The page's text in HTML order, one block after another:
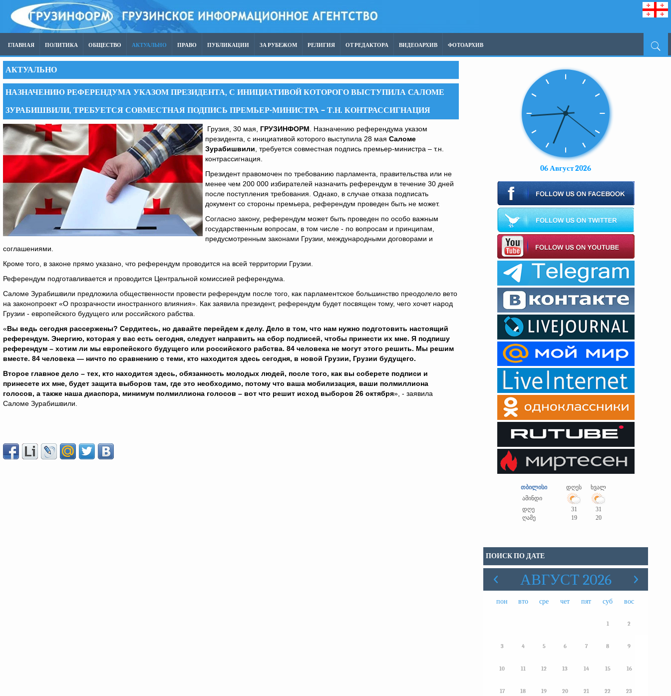
ГЛАВНАЯ ПОЛИТИКА ОБЩЕСТВО АКТУАЛЬНО ПРАВО ПУБЛИКАЦИИ ЗА РУБЕЖОМ РЕЛИГИЯ ОТ РЕДАКТОРА ВИДЕОАРХИВ ФОТОАРХИВ
АКТУАЛЬНО
НАЗНАЧЕНИЮ РЕФЕРЕНДУМА УКАЗОМ ПРЕЗИДЕНТА, С ИНИЦИАТИВОЙ КОТОРОГО ВЫСТУПИЛА САЛОМЕ
ЗУРАБИШВИЛИ, ТРЕБУЕТСЯ СОВМЕСТНАЯ ПОДПИСЬ ПРЕМЬЕР-МИНИСТРА – Т.Н. КОНТРАССИГНАЦИЯ
Грузия, 30 мая, ГРУЗИНФОРМ . Назначению референдума указом
президента, с инициативой которого выступила 28 мая Саломе
Зурабишвили , требуется совместная подпись премьер-министра – т.н.
контрассигнация.
Президент правомочен по требованию парламента, правительства или не
менее чем 200 000 избирателей назначить референдум в течение 30 дней
после поступления требования. Однако, в случае отказа подписать
документ со стороны премьера, референдум проведен быть не может.
Согласно закону, референдум может быть проведен по особо важным
государственным вопросам, в том числе - по вопросам и принципам,
предусмотренным законами Грузии, международными договорами и
соглашениями.
Кроме того, в законе прямо указано, что референдум проводится на всей территории Грузии.
Референдум подготавливается и проводится Центральной комиссией референдума.
Саломе Зурабишвили предложила общественности провести референдум после того, как парламентское большинство преодолело вето
на законопроект «О прозрачности иностранного влияния». Как заявила президент, референдум будет посвящен тому, чего хочет народ
Грузии - европейского будущего или российского рабства.
«Вы ведь сегодня рассержены? Сердитесь, но давайте перейдем к делу. Дело в том, что нам нужно подготовить настоящий
референдум. Энергию, которая у вас есть сегодня, следует направить на сбор подписей, чтобы принести их мне. Я подпишу
референдум – хотим ли мы европейского будущего или российского рабства. 84 человека не могут этого решить. Мы решим
вместе. 84 человека — ничто по сравнению с теми, кто находится здесь сегодня, в новой Грузии, Грузии будущего.
Второе главное дело – тех, кто находится здесь, обязанность молодых людей, после того, как вы соберете подписи и
принесете их мне, будет защита выборов там, где это необходимо, потому что ваша мобилизация, ваши полмиллиона
голосов, а также наша диаспора, минимум полмиллиона голосов – вот что решит исход выборов 26 октября», - заявила
Саломе Зурабишвили.
06 Август 2026
თბილისი დღეს
ხვალ
ამინდი
დღე
31
31
ღამე
19 20
ПОИСК ПО ДАТЕ
АВГУСТ 2026
пон вто сре чет пят суб вос
1 2
3 4 5 6 7 8 9
10 11 12 13 14 15 16
17 18 19 20 21 22 23